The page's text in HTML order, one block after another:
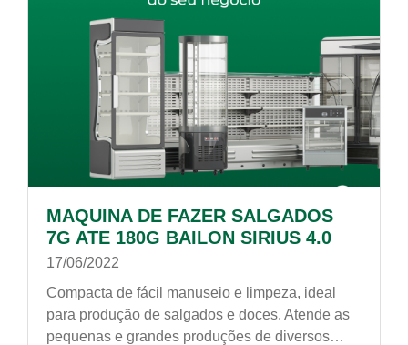
MAQUINA DE FAZER SALGADOS
7G ATE 180G BAILON SIRIUS 4.0
17/06/2022
Compacta de fácil manuseio e limpeza, ideal
para produção de salgados e doces. Atende as
pequenas e grandes produções de diversos